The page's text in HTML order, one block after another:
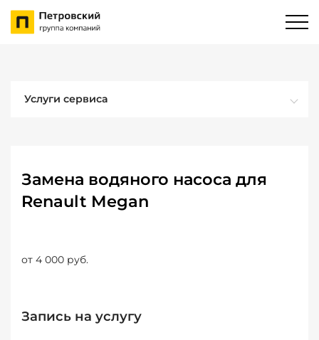
Услуги сервиса
Замена водяного насоса для
Renault Megan
от 4 000 руб.
Запись на услугу